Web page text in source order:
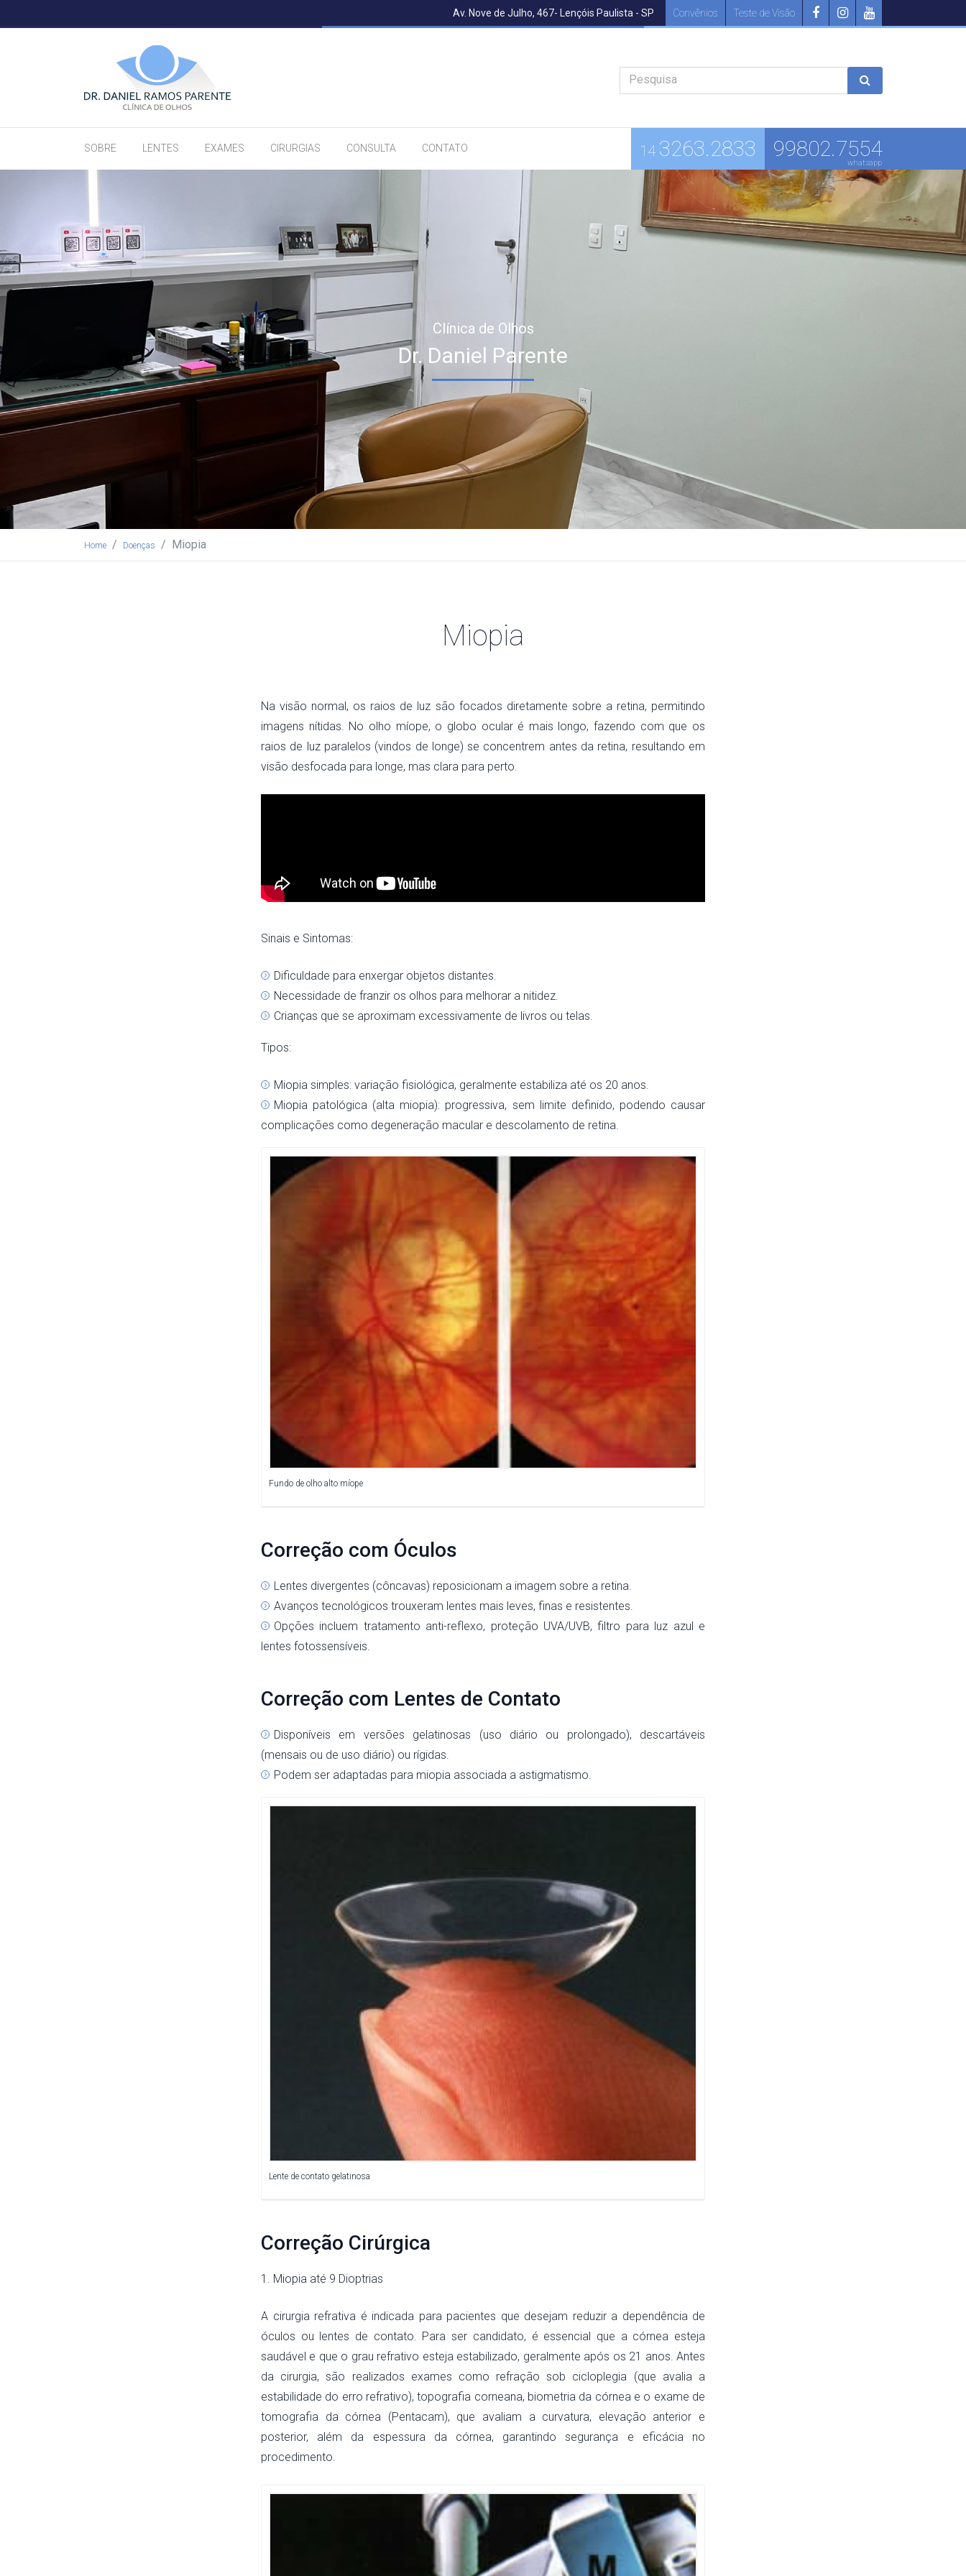
Av. Nove de Julho, 467- Lençóis Paulista - SP Convênios Teste de Visão
Pesquisa
SOBRE LENTES EXAMES CIRURGIAS CONSULTA CONTATO 14 3263.2833 99802.7554
whatsapp
Clínica de Olhos
Dr. Daniel Parente
Home Doenças Miopia
Miopia
Na visão normal, os raios de luz são focados diretamente sobre a retina, permitindo
imagens nítidas. No olho míope, o globo ocular é mais longo, fazendo com que os
raios de luz paralelos (vindos de longe) se concentrem antes da retina, resultando em
visão desfocada para longe, mas clara para perto.
Sinais e Sintomas:
Dificuldade para enxergar objetos distantes.
Necessidade de franzir os olhos para melhorar a nitidez.
Crianças que se aproximam excessivamente de livros ou telas.
Tipos:
Miopia simples: variação fisiológica, geralmente estabiliza até os 20 anos.
Miopia patológica (alta miopia): progressiva, sem limite definido, podendo causar
complicações como degeneração macular e descolamento de retina.
Fundo de olho alto míope
Correção com Óculos
Lentes divergentes (côncavas) reposicionam a imagem sobre a retina.
Avanços tecnológicos trouxeram lentes mais leves, finas e resistentes.
Opções incluem tratamento anti-reflexo, proteção UVA/UVB, filtro para luz azul e
lentes fotossensíveis.
Correção com Lentes de Contato
Disponíveis em versões gelatinosas (uso diário ou prolongado), descartáveis
(mensais ou de uso diário) ou rígidas.
Podem ser adaptadas para miopia associada a astigmatismo.
Lente de contato gelatinosa
Correção Cirúrgica
1. Miopia até 9 Dioptrias
A cirurgia refrativa é indicada para pacientes que desejam reduzir a dependência de
óculos ou lentes de contato. Para ser candidato, é essencial que a córnea esteja
saudável e que o grau refrativo esteja estabilizado, geralmente após os 21 anos. Antes
da cirurgia, são realizados exames como refração sob cicloplegia (que avalia a
estabilidade do erro refrativo), topografia corneana, biometria da córnea e o exame de
tomografia da córnea (Pentacam), que avaliam a curvatura, elevação anterior e
posterior, além da espessura da córnea, garantindo segurança e eficácia no
procedimento.